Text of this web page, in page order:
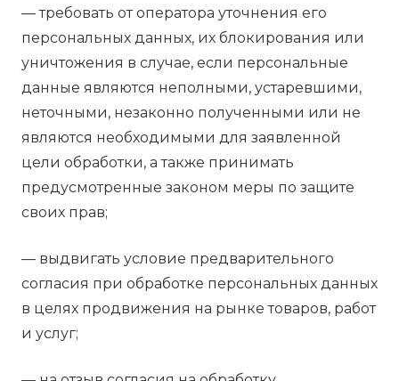
— требовать от оператора уточнения его
персональных данных, их блокирования или
уничтожения в случае, если персональные
данные являются неполными, устаревшими,
неточными, незаконно полученными или не
являются необходимыми для заявленной
цели обработки, а также принимать
предусмотренные законом меры по защите
своих прав;
— выдвигать условие предварительного
согласия при обработке персональных данных
в целях продвижения на рынке товаров, работ
и услуг;